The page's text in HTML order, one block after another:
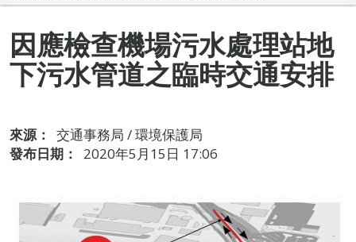
因應檢查機場污水處理站地
下污水管道之臨時交通安排
來源：
交通事務局 / 環境保護局
發布日期：
2020年5月15日 17:06